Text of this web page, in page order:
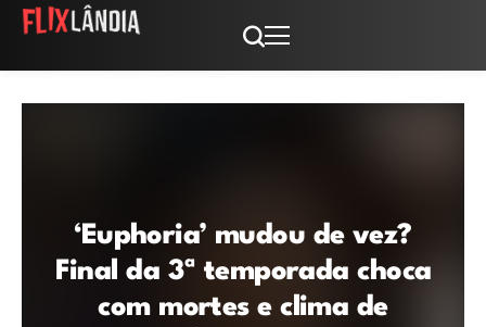
‘Euphoria’ mudou de vez?
Final da 3ª temporada choca
com mortes e clima de